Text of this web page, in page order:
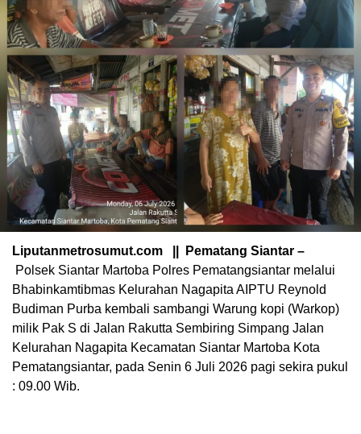
Liputanmetrosumut.com || Pematang Siantar –
Polsek Siantar Martoba Polres Pematangsiantar melalui
Bhabinkamtibmas Kelurahan Nagapita AIPTU Reynold
Budiman Purba kembali sambangi Warung kopi (Warkop)
milik Pak S di Jalan Rakutta Sembiring Simpang Jalan
Kelurahan Nagapita Kecamatan Siantar Martoba Kota
Pematangsiantar, pada Senin 6 Juli 2026 pagi sekira pukul
: 09.00 Wib.